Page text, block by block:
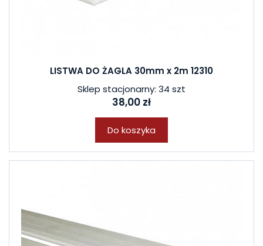
LISTWA DO ŻAGLA 30mm x 2m 12310
Sklep stacjonarny: 34 szt
38,00 zł
Do koszyka